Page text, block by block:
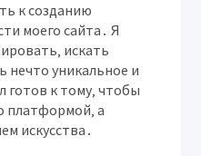
к созданию
моего сайта․ Я
искать
нечто уникальное и
к тому‚ чтобы
платформой‚ а
искусства․